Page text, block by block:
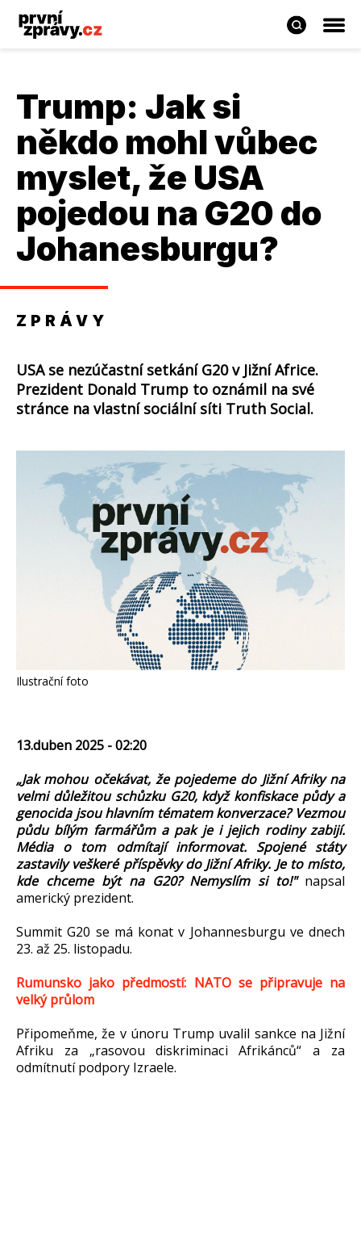
Trump: Jak si
někdo mohl vůbec
myslet, že USA
pojedou na G20 do
Johanesburgu?
ZPRÁVY
USA se nezúčastní setkání G20 v Jižní Africe.
Prezident Donald Trump to oznámil na své
stránce na vlastní sociální síti Truth Social.
Ilustrační foto
13.duben 2025 - 02:20
„Jak mohou očekávat, že pojedeme do Jižní Afriky na
velmi důležitou schůzku G20, když konfiskace půdy a
genocida jsou hlavním tématem konverzace? Vezmou
půdu bílým farmářům a pak je i jejich rodiny zabijí.
Média o tom odmítají informovat. Spojené státy
zastavily veškeré příspěvky do Jižní Afriky. Je to místo,
kde chceme být na G20? Nemyslím si to!"napsal
americký prezident.
Summit G20 se má konat v Johannesburgu ve dnech
23. až 25. listopadu.
Rumunsko jako předmostí: NATO se připravuje na
velký průlom
Připomeňme, že v únoru Trump uvalil sankce na Jižní
Afriku za „rasovou diskriminaci Afrikánců“ a za
odmítnutí podpory Izraele.